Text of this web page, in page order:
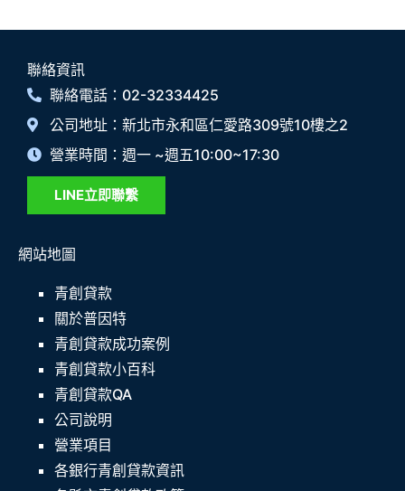
聯絡資訊
聯絡電話：02-32334425
公司地址：新北市永和區仁愛路309號10樓之2
營業時間：週一 ~週五10:00~17:30
LINE立即聯繫
網站地圖
青創貸款
關於普因特
青創貸款成功案例
青創貸款小百科
青創貸款QA
公司說明
營業項目
各銀行青創貸款資訊